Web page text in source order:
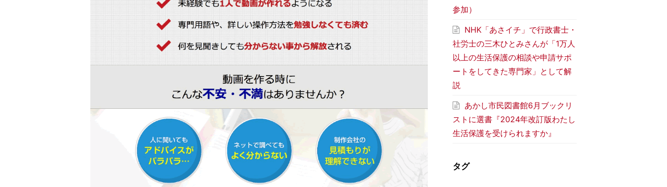
参加）
NHK「あさイチ」で行政書士・
社労士の三木ひとみさんが「1万人
以上の生活保護の相談や申請サポ
ートをしてきた専門家」として解
説
あかし市民図書館6月ブックリ
ストに選書『2024年改訂版わたし
生活保護を受けられますか』
タグ